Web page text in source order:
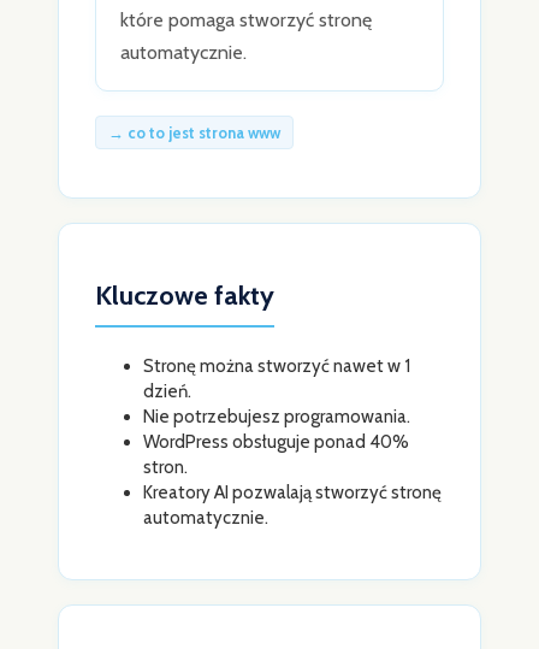
które pomaga stworzyć stronę
automatycznie.
→ co to jest strona www
Kluczowe fakty
Stronę można stworzyć nawet w 1
dzień.
Nie potrzebujesz programowania.
WordPress obsługuje ponad 40%
stron.
Kreatory AI pozwalają stworzyć stronę
automatycznie.